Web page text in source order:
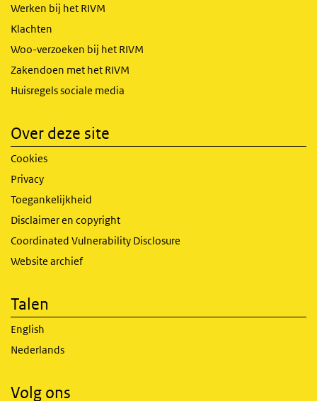
Werken bij het RIVM
Klachten
Woo-verzoeken bij het RIVM
Zakendoen met het RIVM
Huisregels sociale media
Over deze site
Cookies
Privacy
Toegankelijkheid
Disclaimer en copyright
Coordinated Vulnerability Disclosure
Website archief
Talen
English
Nederlands
Volg ons